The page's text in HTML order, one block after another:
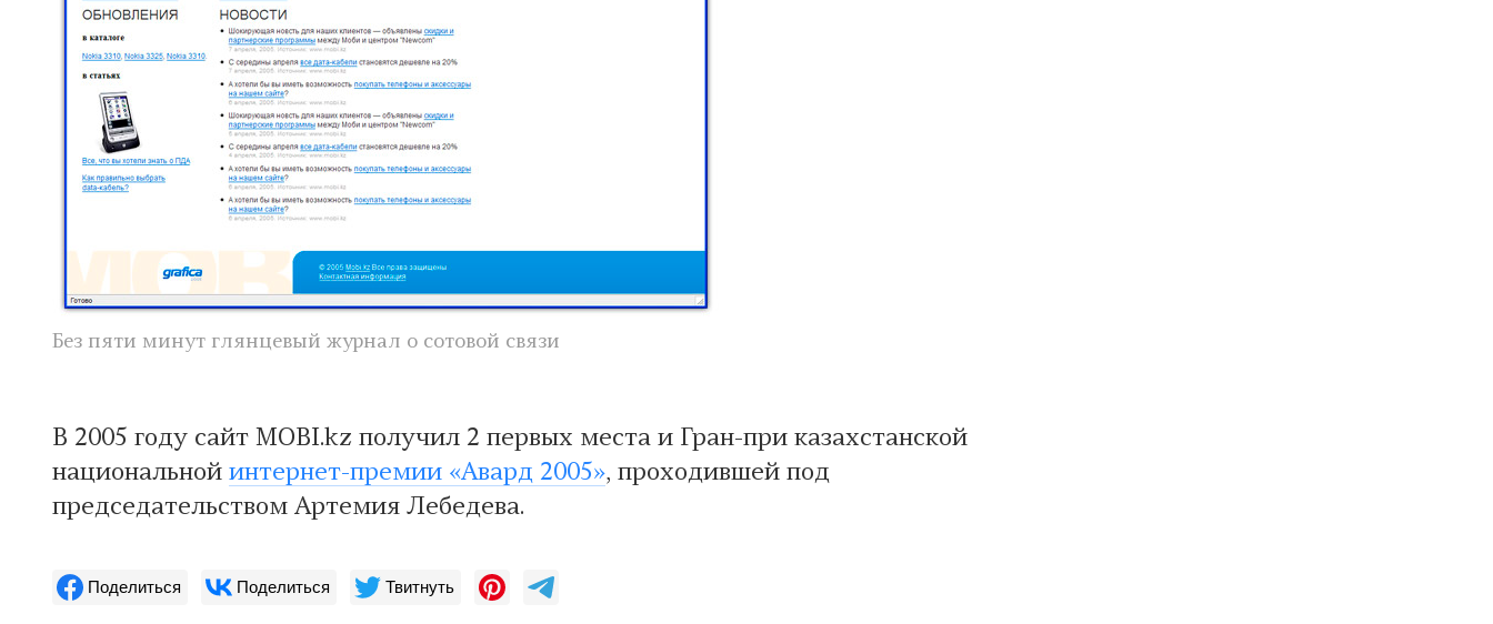
Без пяти минут глянцевый журнал о сотовой связи
В 2005 году сайт MOBI.kz получил 2 первых места и Гран-при казахстанской
национальной интернет-премии «Авард 2005», проходившей под
председательством Артемия Лебедева.
Поделиться Поделиться Твитнуть